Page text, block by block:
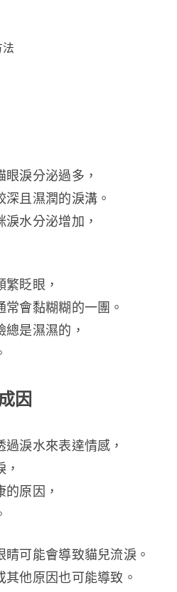
淚分泌過多，
且濕潤的淚溝。
水分泌增加，
眨眼，
會黏糊糊的一團。
是濕濕的，
因
淚水來表達情感，
原因，
可能會導致貓兒流淚。
他原因也可能導致。